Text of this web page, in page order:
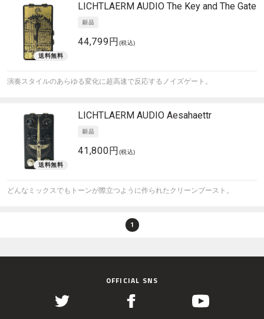
LICHTLAERM AUDIO The Key and The Gate
44,799円 (税込)
演奏スタイルのあらゆる変化に超高速で反応するノイズゲート。
LICHTLAERM AUDIO Aesahaettr
41,800円 (税込)
どんなミックスでもトーンが際立つように作られたクリーンブースト。
1
OFFICIAL SNS